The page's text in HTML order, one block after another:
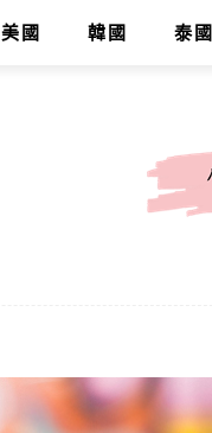
美國 韓國 泰國